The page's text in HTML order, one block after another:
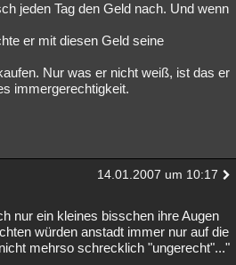
jeden Tag den Geld nach. Und wenn
er mit diesen Geld seine
Nur was er nicht weiß, ist das er
immergerechtigkeit.
14.01.2007 um 10:17
nur ein kleines bisschen ihre Augen
würden anstadt immer nur auf die
mehrso schrecklich "ungerecht"..."